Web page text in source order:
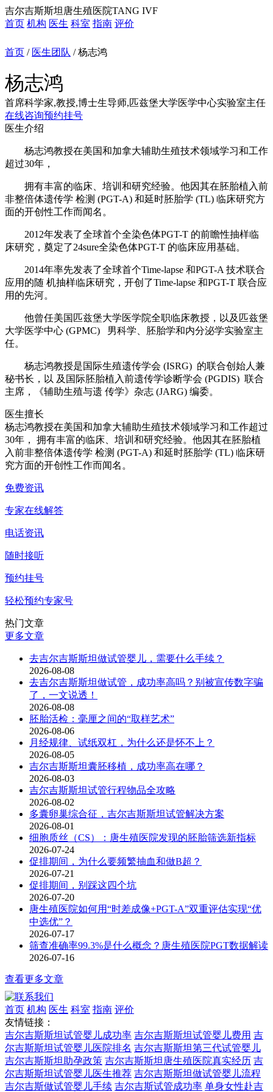
吉尔吉斯斯坦唐生殖医院TANG IVF
首页 机构 医生 科室 指南 评价
首页 / 医生团队 /杨志鸿
杨志鸿
首席科学家,教授,博士生导师,匹兹堡大学医学中心实验室主任
在线咨询预约挂号
医生介绍
杨志鸿教授在美国和加拿大辅助生殖技术领域学习和工作
超过30年，
拥有丰富的临床、培训和研究经验。他因其在胚胎植入前
非整倍体遗传学 检测 (PGT-A) 和延时胚胎学 (TL) 临床研究方
面的开创性工作而闻名。
2012年发表了全球首个全染色体PGT-T 的前瞻性抽样临
床研究，奠定了24sure全染色体PGT-T 的临床应用基础。
2014年率先发表了全球首个Time-lapse 和PGT-A 技术联合
应用的随 机抽样临床研究，开创了Time-lapse 和PGT-T 联合应
用的先河。
他曾任美国匹兹堡大学医学院全职临床教授，以及匹兹堡
大学医学中心 (GPMC) 男科学、胚胎学和内分泌学实验室主
任。
杨志鸿教授是国际生殖遗传学会 (ISRG) 的联合创始人兼
秘书长，以 及国际胚胎植入前遗传学诊断学会 (PGDIS) 联合
主席，《辅助生殖与遗 传学》杂志 (JARG) 编委。
医生擅长
杨志鸿教授在美国和加拿大辅助生殖技术领域学习和工作超过
30年， 拥有丰富的临床、培训和研究经验。他因其在胚胎植
入前非整倍体遗传学 检测 (PGT-A) 和延时胚胎学 (TL) 临床研
究方面的开创性工作而闻名。
免费资讯
专家在线解答
电话资讯
随时接听
预约挂号
轻松预约专家号
热门文章
更多文章
去吉尔吉斯斯坦做试管婴儿，需要什么手续？
2026-08-08
去吉尔吉斯斯坦做试管，成功率高吗？别被宣传数字骗
了，一文说透！
2026-08-08
胚胎活检：毫厘之间的“取样艺术”
2026-08-06
月经规律、试纸双杠，为什么还是怀不上？
2026-08-05
吉尔吉斯斯坦囊胚移植，成功率高在哪？
2026-08-03
吉尔吉斯斯坦试管行程物品全攻略
2026-08-02
多囊卵巢综合征，吉尔吉斯斯坦试管解决方案
2026-08-01
细胞质丝（CS）：唐生殖医院发现的胚胎筛选新指标
2026-07-24
促排期间，为什么要频繁抽血和做B超？
2026-07-21
促排期间，别踩这四个坑
2026-07-20
唐生殖医院如何用“时差成像+PGT-A”双重评估实现“优
中选优”？
2026-07-17
筛查准确率99.3%是什么概念？唐生殖医院PGT数据解读
2026-07-16
查看更多文章
首页 机构 医生 科室 指南 评价
友情链接：
吉尔吉斯斯坦试管婴儿成功率 吉尔吉斯斯坦试管婴儿费用 吉
尔吉斯斯坦试管婴儿医院排名 吉尔吉斯斯坦第三代试管婴儿
吉尔吉斯斯坦助孕政策 吉尔吉斯斯坦唐生殖医院真实经历 吉
尔吉斯斯坦试管婴儿医生推荐 吉尔吉斯斯坦做试管婴儿流程
吉尔吉斯做试管婴儿手续 吉尔吉斯试管成功率 单身女性赴吉